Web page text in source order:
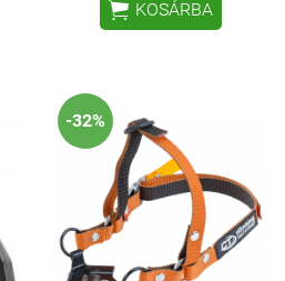
 KOSÁRBA
-32%